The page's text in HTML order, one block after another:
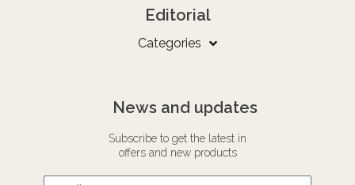
Editorial
Categories
News and updates
Subscribe to get the latest in
offers and new products